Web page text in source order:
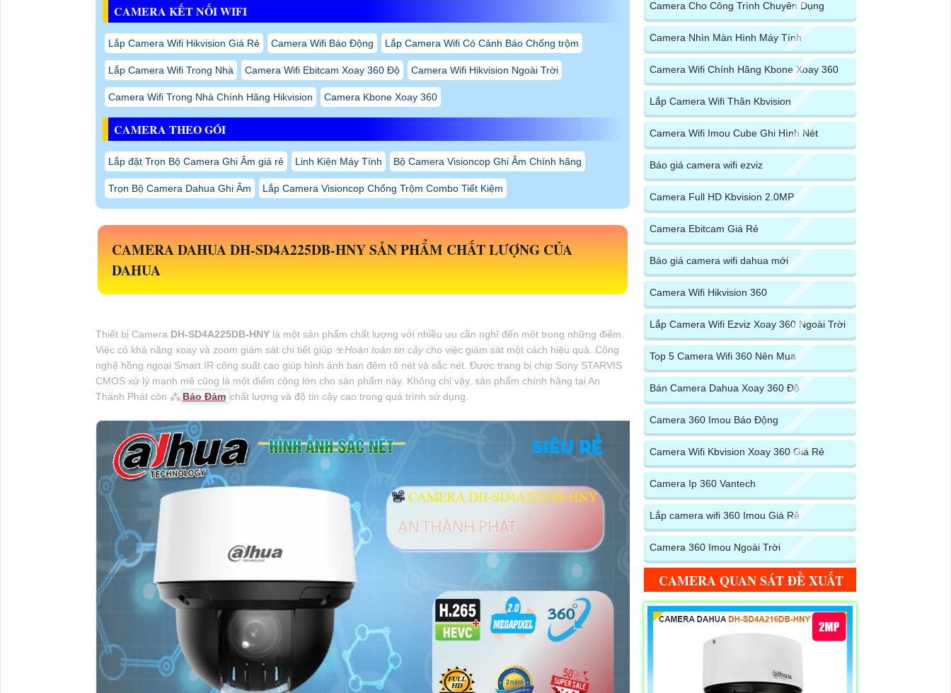
CAMERA KẾT NỐI WIFI
Lắp Camera Wifi Hikvision Giá Rẻ Camera Wifi Báo Động Lắp Camera Wifi Có Cảnh Báo Chống trộm
Lắp Camera Wifi Trong Nhà Camera Wifi Ebitcam Xoay 360 Độ Camera Wifi Hikvision Ngoài Trời
Camera Wifi Trong Nhà Chính Hãng Hikvision Camera Kbone Xoay 360
CAMERA THEO GÓI
Lắp đặt Trọn Bộ Camera Ghi Âm giá rẻ Linh Kiện Máy Tính Bộ Camera Visioncop Ghi Âm Chính hãng
Trọn Bộ Camera Dahua Ghi Âm Lắp Camera Visioncop Chống Trộm Combo Tiết Kiệm
CAMERA DAHUADH-SD4A225DB-HNYSẢN PHẨM CHẤT LƯỢNG CỦA
DAHUA
Thiết bị Camera DH-SD4A225DB-HNY là một sản phẩm chất lượng với nhiều ưu cần nghĩ đến một trong những điểm.
Việc có khả năng xoay và zoom giám sát chi tiết giúp ☣️Hoàn toàn tin cậycho việc giám sát một cách hiệu quả. Công
nghệ hồng ngoại Smart IR công suất cao giúp hình ảnh ban đêm rõ nét và sắc nét. Được trang bị chip Sony STARVIS
CMOS xử lý mạnh mẽ cũng là một điểm cộng lớn cho sản phẩm này. Không chỉ vậy, sản phẩm chính hãng tại An
Thành Phát còn ⁂ Bảo Đảm chất lượng và độ tin cậy cao trong quá trình sử dụng.
Camera Cho Công Trình Chuyên Dụng
Camera Nhìn Màn Hình Máy Tính
Camera Wifi Chính Hãng Kbone Xoay 360
Lắp Camera Wifi Thân Kbvision
Camera Wifi Imou Cube Ghi Hình Nét
Báo giá camera wifi ezviz
Camera Full HD Kbvision 2.0MP
Camera Ebitcam Giá Rẻ
Báo giá camera wifi dahua mới
Camera Wifi Hikvision 360
Lắp Camera Wifi Ezviz Xoay 360 Ngoài Trời
Top 5 Camera Wifi 360 Nên Mua
Bán Camera Dahua Xoay 360 Độ
Camera 360 Imou Báo Động
Camera Wifi Kbvision Xoay 360 Giá Rẻ
Camera Ip 360 Vantech
Lắp camera wifi 360 Imou Giá Rẻ
Camera 360 Imou Ngoài Trời
CAMERA QUAN SÁT ĐỀ XUẤT